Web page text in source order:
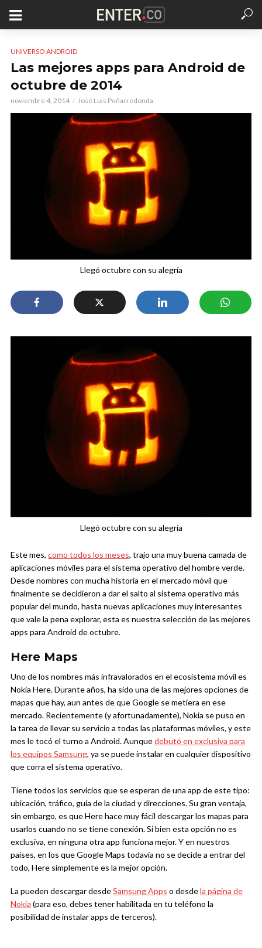
UNIVERSO ANDROID
Las mejores apps para Android de
octubre de 2014
noviembre 4, 2014 José Luis Peñarredonda
Llegó octubre con su alegría
Llegó octubre con su alegría
Este mes, como todos los meses, trajo una muy buena camada de
aplicaciones móviles para el sistema operativo del hombre verde.
Desde nombres con mucha historia en el mercado móvil que
finalmente se decidieron a dar el salto al sistema operativo más
popular del mundo, hasta nuevas aplicaciones muy interesantes
que vale la pena explorar, esta es nuestra selección de las mejores
apps para Android de octubre.
Here Maps
Uno de los nombres más infravalorados en el ecosistema móvil es
Nokia Here. Durante años, ha sido una de las mejores opciones de
mapas que hay, aun antes de que Google se metiera en ese
mercado. Recientemente (y afortunadamente), Nokia se puso en
la tarea de llevar su servicio a todas las plataformas móviles, y este
mes le tocó el turno a Android. Aunquedebutó en exclusiva para
los equipos Samsung, ya se puede instalar en cualquier dispositivo
que corra el sistema operativo.
Tiene todos los servicios que se esperan de una app de este tipo:
ubicación, tráfico, guía de la ciudad y direcciones. Su gran ventaja,
sin embargo, es que Here hace muy fácil descargar los mapas para
usarlos cuando no se tiene conexión. Si bien esta opción no es
exclusiva, en ninguna otra app funciona mejor. Y en nuestros
países, en los que Google Maps todavía no se decide a entrar del
todo, Here simplemente es la mejor opción.
La pueden descargar desdeSamsung Apps o desdela página de
Nokia (para eso, debes tener habilitada en tu teléfono la
posibilidad de instalar apps de terceros).